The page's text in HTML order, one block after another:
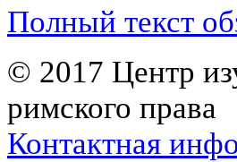
Полный текст
© 2017 Центр
римского права
Контактная